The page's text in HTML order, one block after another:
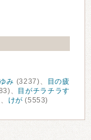
み (3237)、
目の疲
、
目がチラチラす
けが (5553)